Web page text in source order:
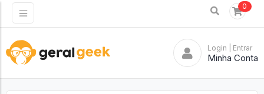
0
Login | Entrar
Minha Conta